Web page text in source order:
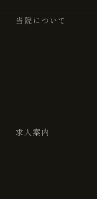
当院について
求人案内